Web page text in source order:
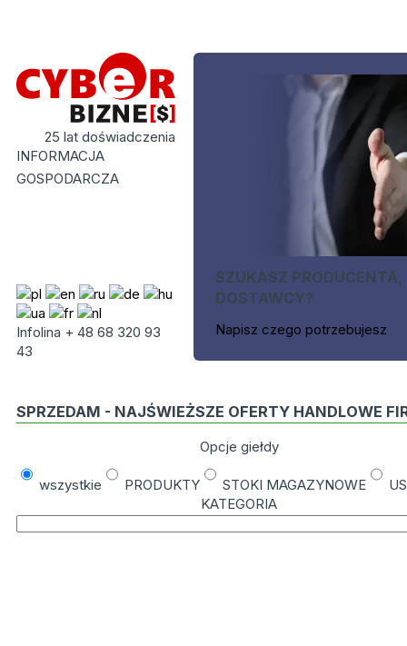
25 lat doświadczenia
INFORMACJA
GOSPODARCZA
Infolina + 48 68 320 93
43
SZUKASZ PRODUCENTA,
DOSTAWCY?
Napisz czego potrzebujesz
SPRZEDAM - NAJŚWIEŻSZE OFERTY HANDLOWE
Opcje giełdy
wszystkie PRODUKTY STOKI MAGAZYNOWE
KATEGORIA